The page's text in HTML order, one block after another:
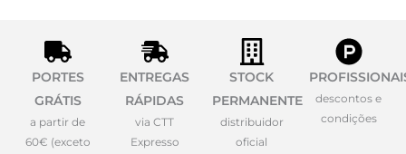
PORTES
GRÁTIS
a partir de
60€ (exceto
ENTREGAS
RÁPIDAS
via CTT
Expresso
STOCK
PERMANENTE
distribuidor
oficial
descontos e
condições